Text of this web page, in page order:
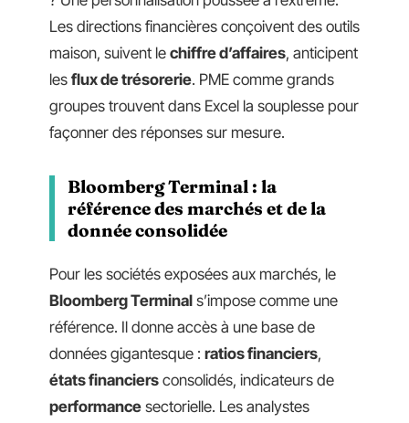
Les directions financières conçoivent des outils
maison, suivent le chiffre d’affaires, anticipent
les flux de trésorerie. PME comme grands
groupes trouvent dans Excel la souplesse pour
façonner des réponses sur mesure.
Bloomberg Terminal : la
référence des marchés et de la
donnée consolidée
Pour les sociétés exposées aux marchés, le
Bloomberg Terminal s’impose comme une
référence. Il donne accès à une base de
données gigantesque : ratios financiers,
états financiers consolidés, indicateurs de
performance sectorielle. Les analystes